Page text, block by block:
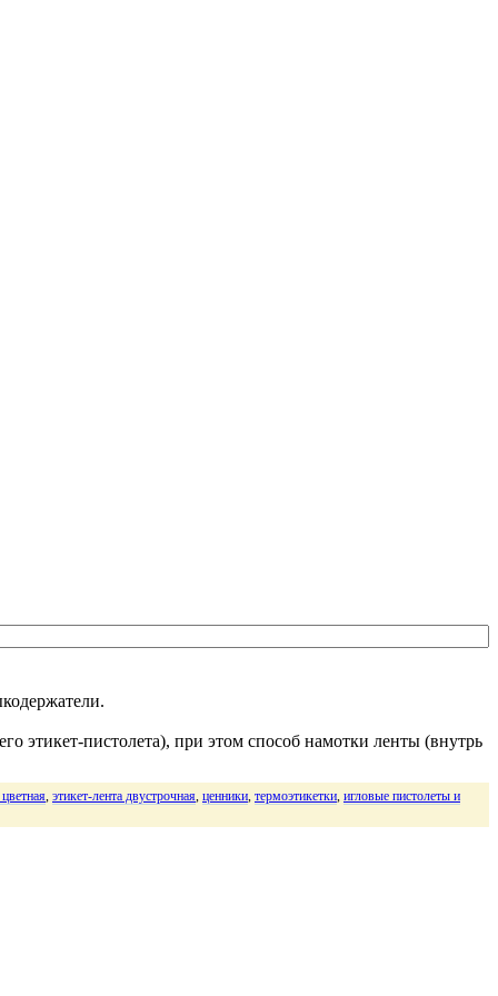
этикет-пистолета), при этом способ намотки ленты (внутрь
, этикет-лента двустрочная, ценники, термоэтикетки, игловые пистолеты и